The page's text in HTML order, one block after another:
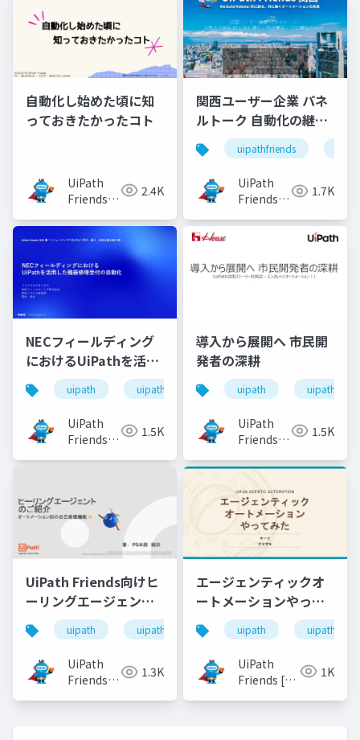
自動化し始めた頃に知
っておきたかったコト
UiPath
Friends
2.4K
関西ユーザー企業 パネ
ルトーク 自動化の継続
的な価値提供と市民開
発・プロ開発の勘所
uipathfriends
UiPath
Friends
1.7K
NECフィールディング
におけるUiPathを活用
した機器修理受付の自
動化
uipath uipathfriends
UiPath
Friends
1.5K
導入から展開へ 市民開
発者の深耕
uipath
UiPath
Friends
1.5K
UiPath Friends向けヒ
ーリングエージェント
のご紹介uipath uipathfriends
UiPath
Friends
1.3K
エージェンティックオ
ートメーションやって
みた
uipath
UiPath
Friends [公
1K